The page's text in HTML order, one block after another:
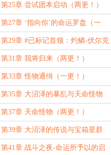
（四更！月票加更7/8）
第25章 尝试团本启动（两更！）
第27章 ‘指向你’的命运罗盘（一
更！）
第29章 #已标记首领：灼鳞-伏尔克
萨尔#（三更！来点月票！）
第31章 我将归来（两更！）
第33章 怪物通缉（一更！）
第35章 大沼泽的暴乱与天命怪物
（三更！来点月票！）
第37章 天命怪物（两更！）
第39章 大沼泽的传说与宝箱星群
（一更！）
第41章 战斗之夜-命运所予以的启